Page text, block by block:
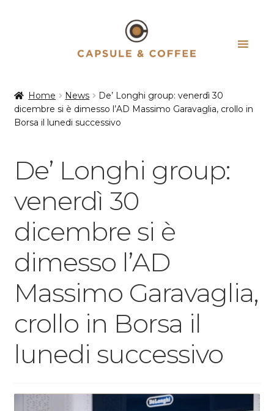
Home News
De’ Longhi group: venerdì 30
dicembre si è dimesso l’AD Massimo Garavaglia, crollo in
Borsa il lunedi successivo
De’ Longhi group:
venerdì 30
dicembre si è
dimesso l’AD
Massimo Garavaglia,
crollo in Borsa il
lunedi successivo